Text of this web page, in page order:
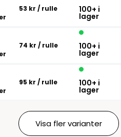
53 kr / rulle 100+ i
lager
74 kr / rulle 100+ i
lager
95 kr / rulle 100+ i
lager
Visa fler varianter